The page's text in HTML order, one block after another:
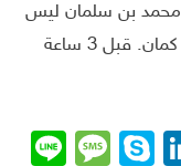
بن سلمان ليس
قبل 3 ساعة
LinkedIn
Skype